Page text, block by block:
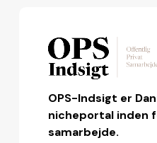
OPS-Indsigt er
nicheportal inden
samarbejde.